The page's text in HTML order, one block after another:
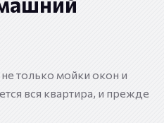
только мойки окон и
вся квартира, и прежде